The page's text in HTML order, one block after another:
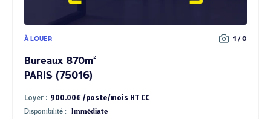
À LOUER 1 / 0
Bureaux 870m²
PARIS (75016)
Loyer : 900.00€ /poste/mois HT CC
Disponibilité : Immédiate